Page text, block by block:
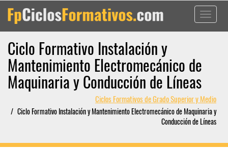
Toggle
Ciclo Formativo Instalación y
Mantenimiento Electromecánico de
Maquinaria y Conducción de Líneas
Ciclos Formativos de Grado Superior y Medio
Ciclo Formativo Instalación y Mantenimiento Electromecánico de Maquinaria y
Conducción de Líneas